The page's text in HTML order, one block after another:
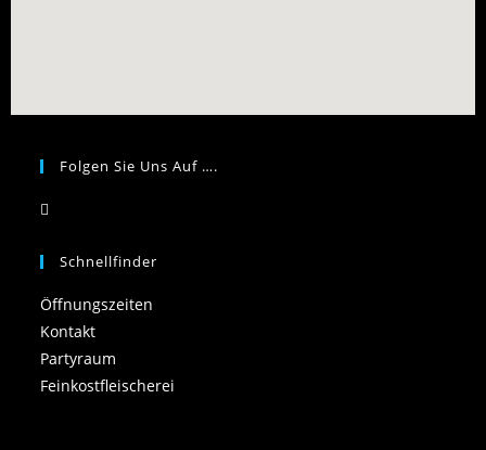
Folgen Sie Uns Auf ….
Schnellfinder
Öffnungszeiten
Kontakt
Partyraum
Feinkostfleischerei